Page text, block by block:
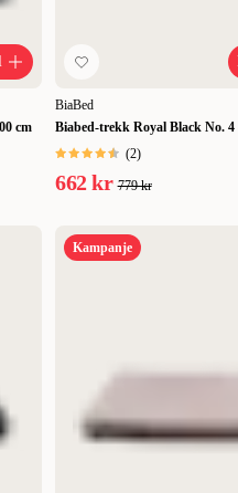
cm
BiaBed
Biabed-trekk Royal Black No. 4
(2)
662 kr 779 kr
Kampanje